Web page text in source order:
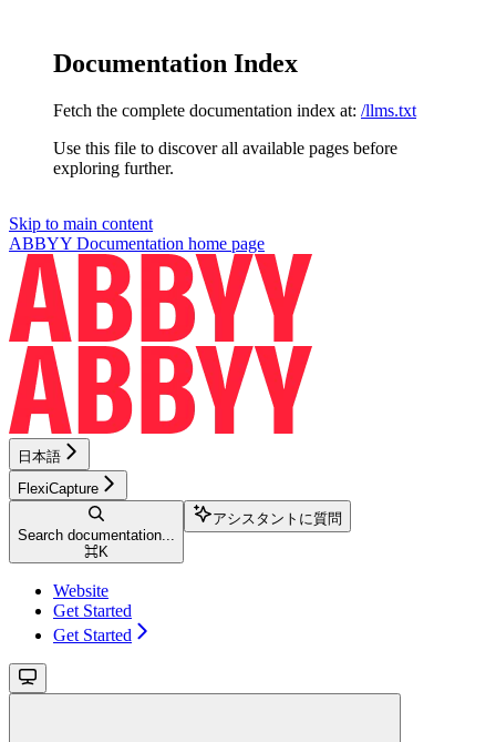
Documentation Index
Fetch the complete documentation index at: /llms.txt
Use this file to discover all available pages before
exploring further.
Skip to main content
ABBYY Documentation home page
日本語
FlexiCapture
Search documentation...
⌘K
アシスタントに質問
Website
Get Started
Get Started